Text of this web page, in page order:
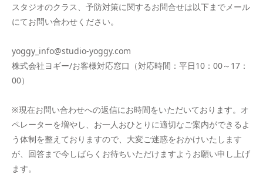
スタジオのクラス、予防対策に関するお問合せは以下までメール
にてお問い合わせください。
yoggy_info@studio-yoggy.com
株式会社ヨギー/お客様対応窓口（対応時間：平日10：00～17：
00）
※現在お問い合わせへの返信にお時間をいただいております。オ
ペレーターを増やし、お一人おひとりに適切なご案内ができるよ
う体制を整えておりますので、大変ご迷惑をおかけいたします
が、回答まで今しばらくお待ちいただけますようお願い申し上げ
ます。